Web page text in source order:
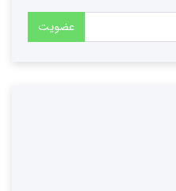
عضویت